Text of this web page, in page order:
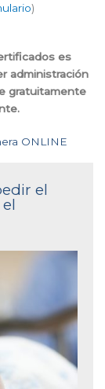
)
es
administración
gratuitamente
ONLINE
el